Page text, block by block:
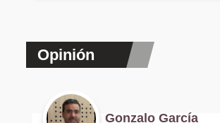
Opinión
Gonzalo García